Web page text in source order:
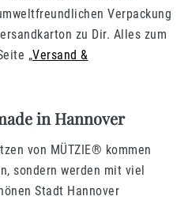
Verpackung
zu Dir. Alles zum
„Versand &
in Hannover
von MÜTZIE® kommen
sondern werden mit viel
Stadt Hannover